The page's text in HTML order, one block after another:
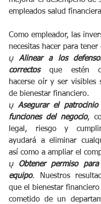
empleados salud
Como empleador, las
necesitas hacer para
ⴤ Alinear a los
correctos que estén
hacerse oír y ser visibles
de bienestar financiero.
ⴤ Asegurar el
funciones del negocio,
legal, riesgo y
ayudará a eliminar
así como a ampliar el
ⴤ Obtener permiso
equipo. Nuestros
que el bienestar financiero
cometido de un